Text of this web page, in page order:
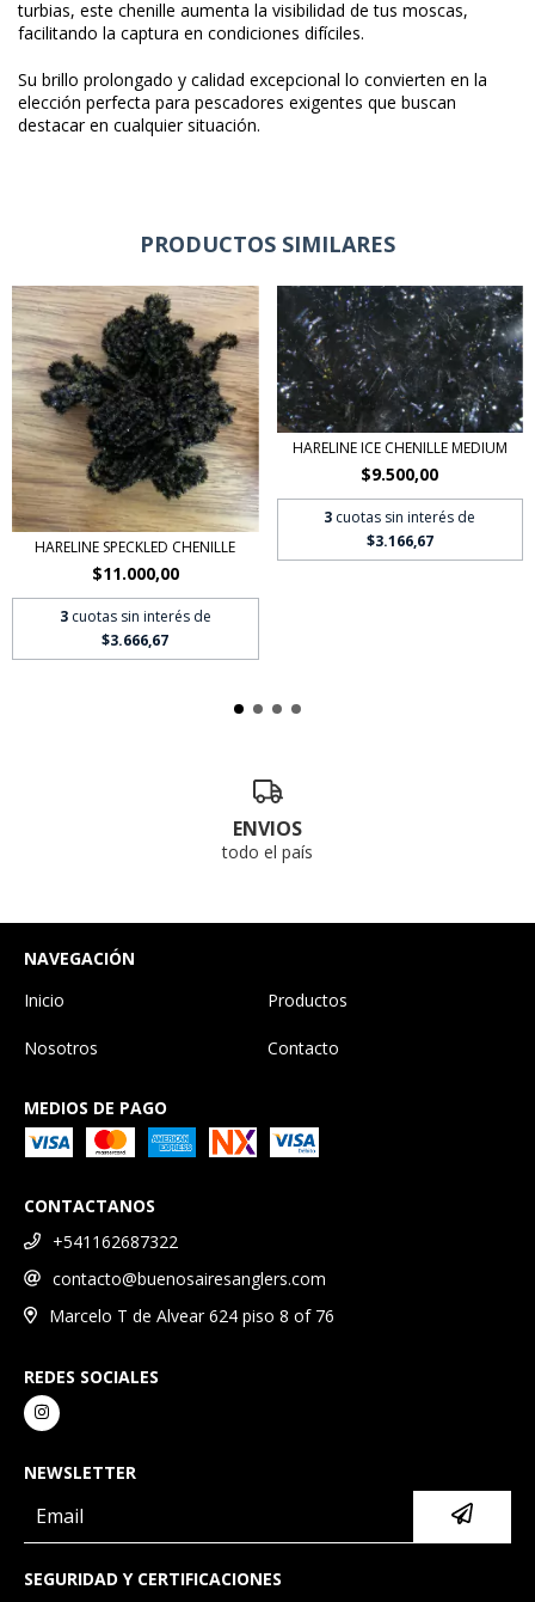
turbias, este chenille aumenta la visibilidad de tus moscas,
facilitando la captura en condiciones difíciles.
Su brillo prolongado y calidad excepcional lo convierten en la
elección perfecta para pescadores exigentes que buscan
destacar en cualquier situación.
PRODUCTOS SIMILARES
HARELINE SPECKLED CHENILLE
$11.000,00
3 cuotas sin interés de
$3.666,67
HARELINE ICE CHENILLE MEDIUM
$9.500,00
3 cuotas sin interés de
$3.166,67
ENVIOS
todo el país
NAVEGACIÓN
Inicio
Productos
Nosotros Contacto
MEDIOS DE PAGO
CONTACTANOS
+541162687322
contacto@buenosairesanglers.com
Marcelo T de Alvear 624 piso 8 of 76
REDES SOCIALES
NEWSLETTER
SEGURIDAD Y CERTIFICACIONES